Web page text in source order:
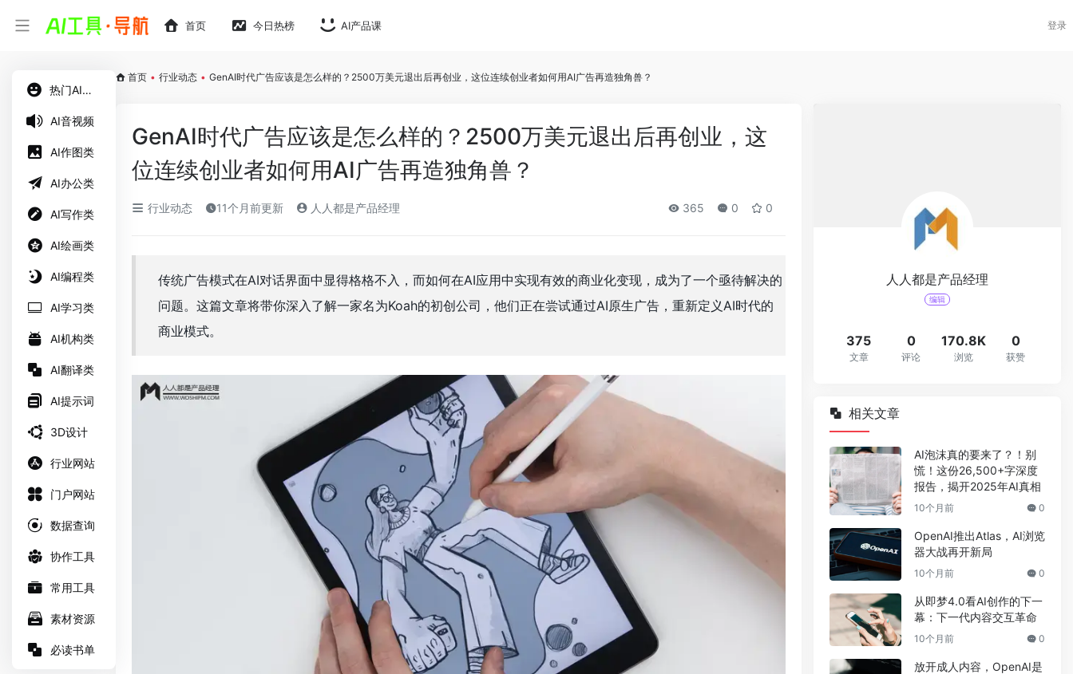
首页 今日热榜 AI产品课 登录
热门AI工具
AI音视频
AI作图类
AI办公类
AI写作类
AI绘画类
AI编程类
AI学习类
AI机构类
AI翻译类
AI提示词
3D设计
行业网站
门户网站
数据查询
协作工具
常用工具
素材资源
必读书单
首页 • 行业动态 • GenAI时代广告应该是怎么样的？2500万美元退出后再创业，这位连续创业者如何用AI广告再造独角兽？
GenAI时代广告应该是怎么样的？2500万美元退出后再创业，这
位连续创业者如何用AI广告再造独角兽？
行业动态 11个月前更新 人人都是产品经理 365 0 0
传统广告模式在AI对话界面中显得格格不入，而如何在AI应用中实现有效的商业化变现，成为了一个亟待解决的
问题。这篇文章将带你深入了解一家名为Koah的初创公司，他们正在尝试通过AI原生广告，重新定义AI时代的
商业模式。
人人都是产品经理
编辑
375
文章
0
评论
170.8K
浏览
0
获赞
相关文章
AI泡沫真的要来了？！别
慌！这份26,500+字深度
报告，揭开2025年AI真相
10个月前 0
OpenAI推出Atlas，AI浏览
器大战再开新局
10个月前 0
从即梦4.0看AI创作的下一
幕：下一代内容交互革命
10个月前 0
放开成人内容，OpenAI是